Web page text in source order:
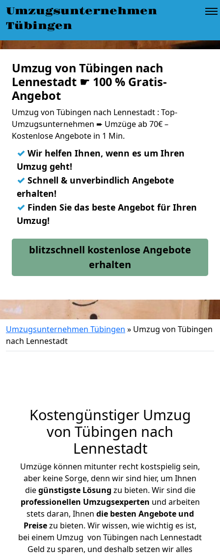
Umzugsunternehmen
Tübingen
Umzug von Tübingen nach
Lennestadt ☛ 100 % Gratis-
Angebot
Umzug von Tübingen nach Lennestadt : Top-
Umzugsunternehmen ➨ Umzüge ab 70€ –
Kostenlose Angebote in 1 Min.
✓ Wir helfen Ihnen, wenn es um Ihren
Umzug geht!
✓ Schnell & unverbindlich Angebote
erhalten!
✓ Finden Sie das beste Angebot für Ihren
Umzug!
blitzschnell kostenlose Angebote
erhalten
Umzugsunternehmen Tübingen » Umzug von Tübingen
nach Lennestadt
Kostengünstiger Umzug
von Tübingen nach
Lennestadt
Umzüge können mitunter recht kostspielig sein,
aber keine Sorge, denn wir sind hier, um Ihnen
diegünstigste Lösung zu bieten. Wir sind die
professionellen Umzugsexperten und arbeiten
stets daran, Ihnen die besten Angebote und
Preisezu bieten. Wir wissen, wie wichtig es ist,
bei einem Umzug von Tübingen nach Lennestadt
Geld zu sparen, und deshalb setzen wir alles